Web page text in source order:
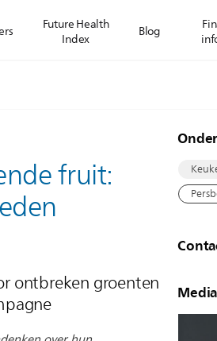
Future Health
Index
Blog
fruit:
ontbreken groenten